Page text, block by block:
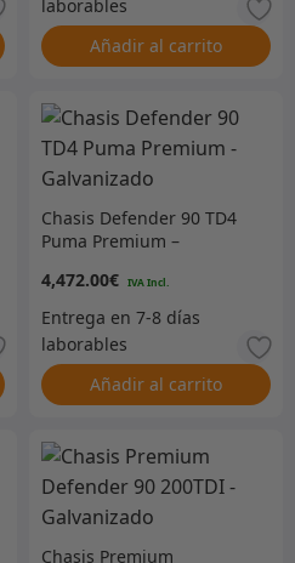
Añadir al carrito
Chasis Defender 90 TD4
Puma Premium –
4,472.00€
Añadir al carrito
Chasis Premium